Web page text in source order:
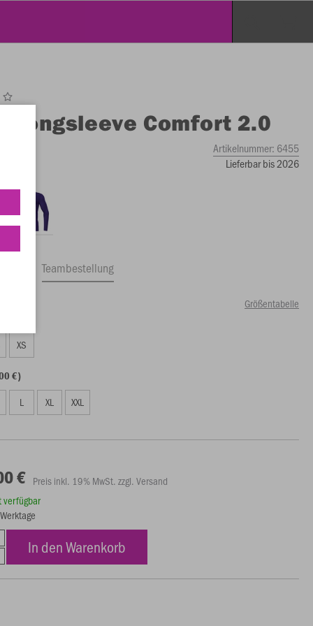
Longsleeve Comfort 2.0
Artikelnummer: 6455
Lieferbar bis 2026
Teambestellung
Größentabelle
XS
€)
L XL XXL
€ Preis inkl. 19% MwSt. zzgl. Versand
verfügbar
In den Warenkorb